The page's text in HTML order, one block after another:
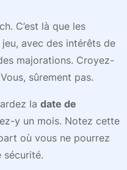
C’est là que les
avec des intérêts de
majorations. Croyez-
sûrement pas.
la date de
y un mois. Notez cette
où vous ne pourrez
sécurité.